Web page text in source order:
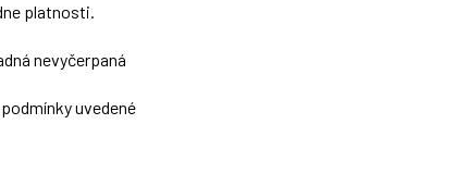
platnosti.
nevyčerpaná
uvedené